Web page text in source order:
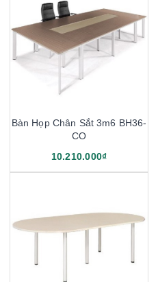
Bàn Họp Chân Sắt 3m6 BH36-
CO
10.210.000₫